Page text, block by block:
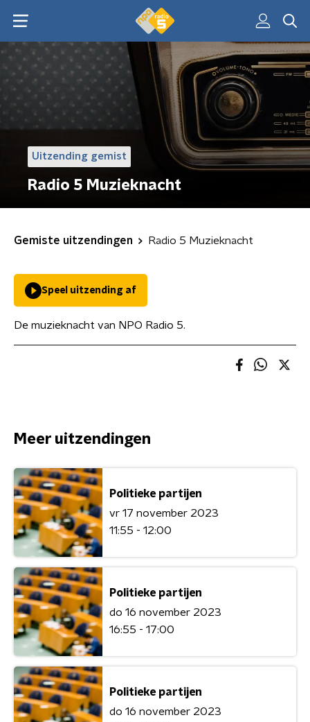
Uitzending gemist
Radio 5 Muzieknacht
Gemiste uitzendingen Radio 5 Muzieknacht
Speel uitzending af
De muzieknacht van NPO Radio 5.
Meer uitzendingen
Politieke partijen
vr 17 november 2023
11:55 - 12:00
Politieke partijen
do 16 november 2023
16:55 - 17:00
Politieke partijen
do 16 november 2023